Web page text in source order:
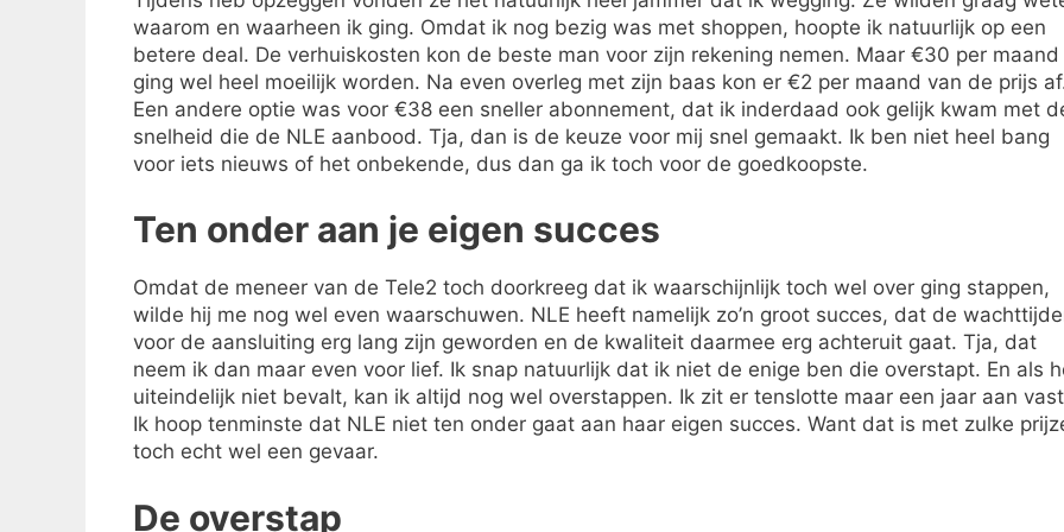
waarom en waarheen ik ging. Omdat ik nog bezig was met shoppen, hoopte ik natuurlijk op een
betere deal. De verhuiskosten kon de beste man voor zijn rekening nemen. Maar €30 per maand
ging wel heel moeilijk worden. Na even overleg met zijn baas kon er €2 per maand van de prijs
Een andere optie was voor €38 een sneller abonnement, dat ik inderdaad ook gelijk kwam met
snelheid die de NLE aanbood. Tja, dan is de keuze voor mij snel gemaakt. Ik ben niet heel bang
voor iets nieuws of het onbekende, dus dan ga ik toch voor de goedkoopste.
Ten onder aan je eigen succes
Omdat de meneer van de Tele2 toch doorkreeg dat ik waarschijnlijk toch wel over ging stappen,
wilde hij me nog wel even waarschuwen. NLE heeft namelijk zo’n groot succes, dat de
voor de aansluiting erg lang zijn geworden en de kwaliteit daarmee erg achteruit gaat. Tja, dat
neem ik dan maar even voor lief. Ik snap natuurlijk dat ik niet de enige ben die overstapt. En als
uiteindelijk niet bevalt, kan ik altijd nog wel overstappen. Ik zit er tenslotte maar een jaar aan
Ik hoop tenminste dat NLE niet ten onder gaat aan haar eigen succes. Want dat is met zulke
toch echt wel een gevaar.
De overstap